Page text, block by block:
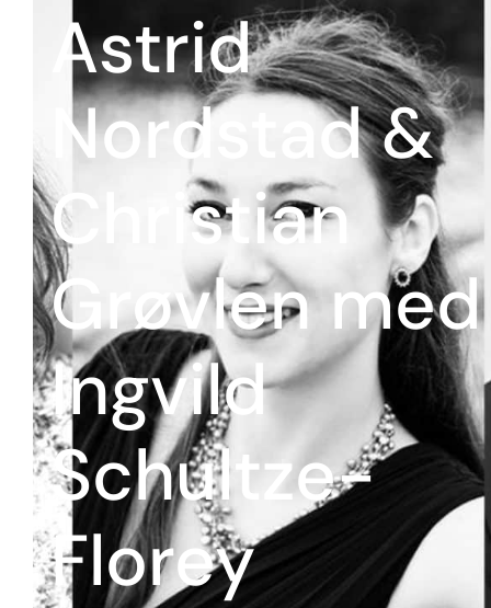
Astrid
Nordstad &
Christian
Grøvlen med
Ingvild
Schultze-
Florey